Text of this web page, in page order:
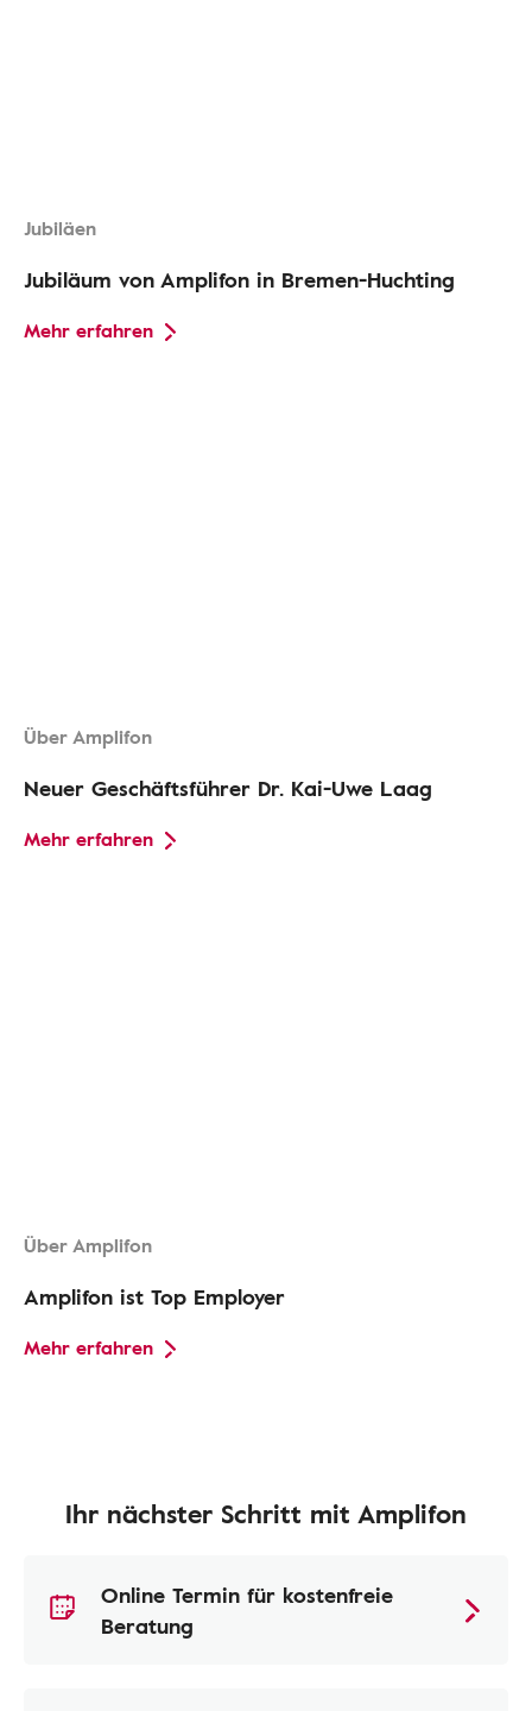
Jubiläen
Jubiläum von Amplifon in Bremen-Huchting
Mehr erfahren
Über Amplifon
Neuer Geschäftsführer Dr. Kai-Uwe Laag
Mehr erfahren
Über Amplifon
Amplifon ist Top Employer
Mehr erfahren
Ihr nächster Schritt mit Amplifon
Online Termin für kostenfreie
Beratung